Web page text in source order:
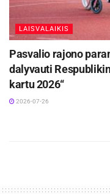
LAISVALAIKIS
Pasvalio rajono
dalyvauti
kartu 2026“
2026-07-26